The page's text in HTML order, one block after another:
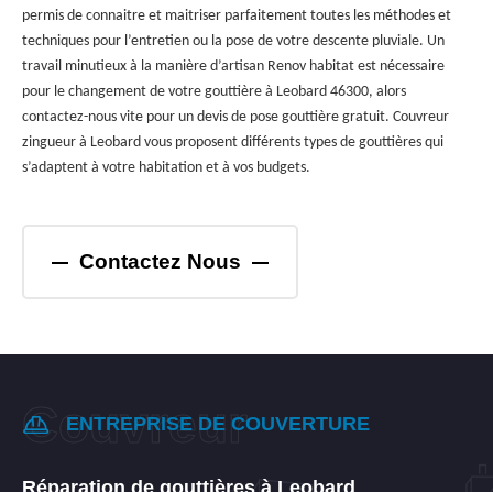
permis de connaitre et maitriser parfaitement toutes les méthodes et
techniques pour l’entretien ou la pose de votre descente pluviale. Un
travail minutieux à la manière d’artisan Renov habitat est nécessaire
pour le changement de votre gouttière à Leobard 46300, alors
contactez-nous vite pour un devis de pose gouttière gratuit. Couvreur
zingueur à Leobard vous proposent différents types de gouttières qui
s’adaptent à votre habitation et à vos budgets.
Contactez Nous
ENTREPRISE DE COUVERTURE
Réparation de gouttières à Leobard